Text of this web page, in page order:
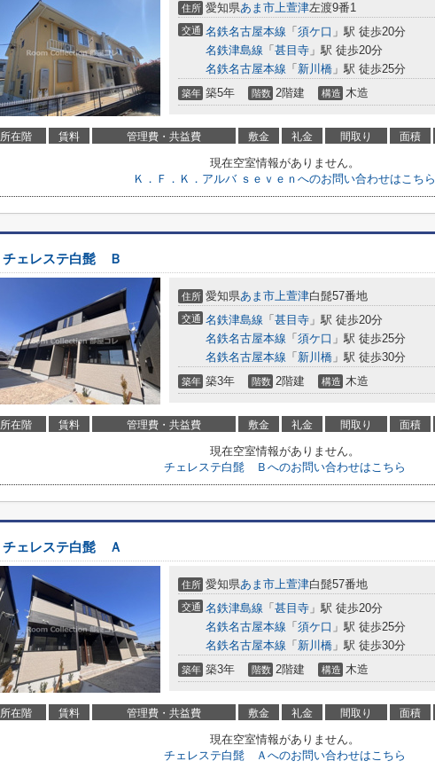
住所 愛知県あま市上萱津左渡9番1
交通 名鉄名古屋本線 「 須ケ口 」駅 徒歩20分
名鉄津島線 「 甚目寺 」駅 徒歩20分
名鉄名古屋本線 「 新川橋 」駅 徒歩25分
築年 築5年 階数 2階建 構造 木造
所在階 賃料 管理費・共益費 敷金 礼金 間取り 面積
現在空室情報がありません。
Ｋ．Ｆ．Ｋ．アルバ ｓｅｖｅｎへのお問い合わせはこちら
チェレステ白髭 Ｂ
住所 愛知県あま市上萱津白髭57番地
交通 名鉄津島線 「 甚目寺 」駅 徒歩20分
名鉄名古屋本線 「 須ケ口 」駅 徒歩25分
名鉄名古屋本線 「 新川橋 」駅 徒歩30分
築年 築3年 階数 2階建 構造 木造
所在階 賃料 管理費・共益費 敷金 礼金 間取り 面積
現在空室情報がありません。
チェレステ白髭 Ｂへのお問い合わせはこちら
チェレステ白髭 Ａ
住所 愛知県あま市上萱津白髭57番地
交通 名鉄津島線 「 甚目寺 」駅 徒歩20分
名鉄名古屋本線 「 須ケ口 」駅 徒歩25分
名鉄名古屋本線 「 新川橋 」駅 徒歩30分
築年 築3年 階数 2階建 構造 木造
所在階 賃料 管理費・共益費 敷金 礼金 間取り 面積
現在空室情報がありません。
チェレステ白髭 Ａへのお問い合わせはこちら